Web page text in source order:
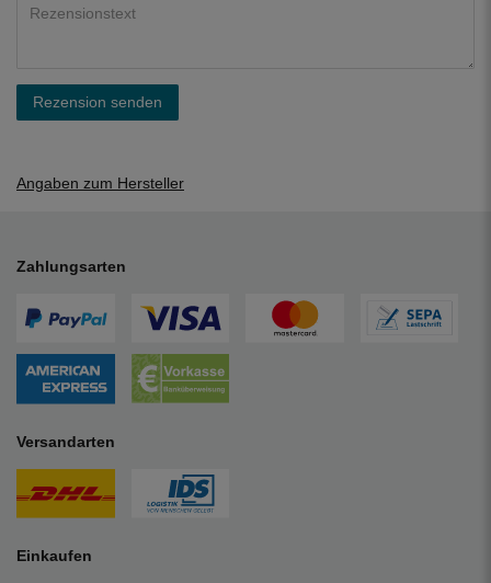
Rezension senden
Angaben zum Hersteller
Zahlungsarten
Versandarten
Einkaufen